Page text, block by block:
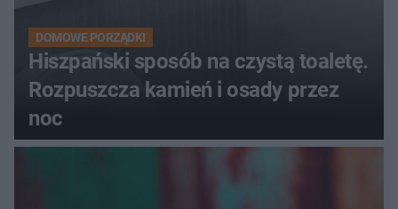
DOMOWE PORZĄDKI
Hiszpański sposób na czystą toaletę.
Rozpuszcza kamień i osady przez
noc